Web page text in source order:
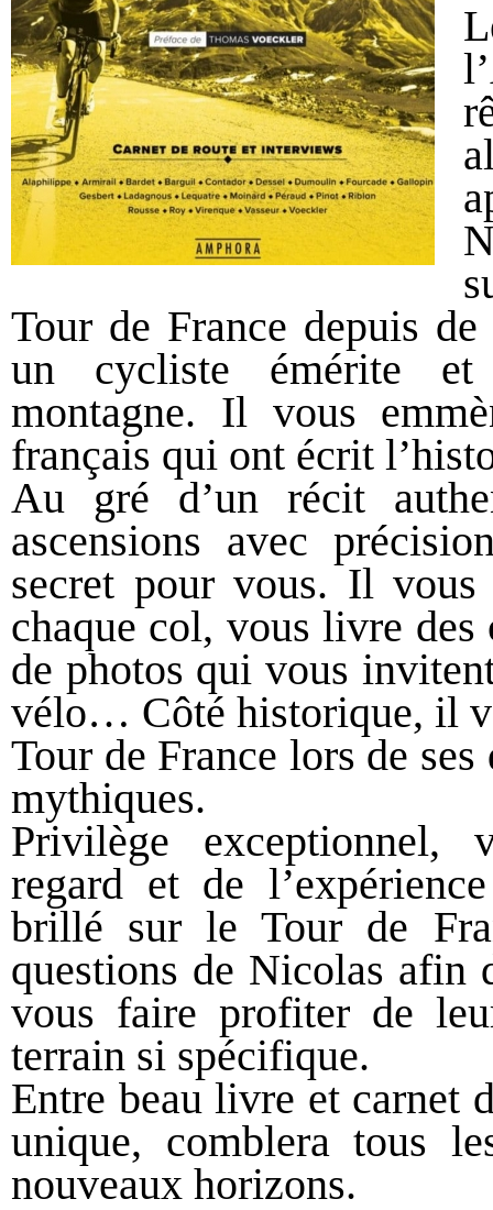
Tour de France depuis
un cycliste émérite et
montagne. Il vous
français qui ont écrit
Au gré d’un récit
ascensions avec
secret pour vous. Il vous
chaque col, vous livre des
de photos qui vous
vélo… Côté historique, il
Tour de France lors de
mythiques.
Privilège exceptionnel,
regard et de
brillé sur le Tour de
questions de Nicolas afin
vous faire profiter de
terrain si spécifique.
Entre beau livre et carnet
unique, comblera tous
nouveaux horizons.